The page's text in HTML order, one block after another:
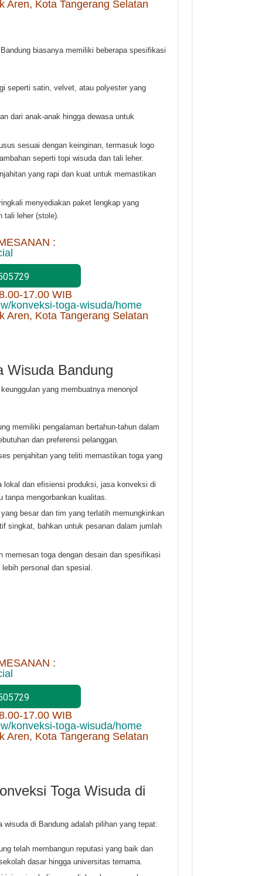
Aren, Kota Tangerang Selatan
biasanya memiliki beberapa spesifikasi
seperti satin, velvet, atau polyester yang
dari anak-anak hingga dewasa untuk
sesuai dengan keinginan, termasuk logo
seperti topi wisuda dan tali leher.
yang rapi dan kuat untuk memastikan
menyediakan paket lengkap yang
tali leher (stole).
:
17.00 WIB
konveksi-toga-wisuda/home
Aren, Kota Tangerang Selatan
Wisuda Bandung
yang membuatnya menonjol
memiliki pengalaman bertahun-tahun dalam
dan preferensi pelanggan.
penjahitan yang teliti memastikan toga yang
lokal dan efisiensi produksi, jasa konveksi di
tanpa mengorbankan kualitas.
besar dan tim yang terlatih memungkinkan
singkat, bahkan untuk pesanan dalam jumlah
memesan toga dengan desain dan spesifikasi
personal dan spesial.
:
17.00 WIB
konveksi-toga-wisuda/home
Aren, Kota Tangerang Selatan
Toga Wisuda di
di Bandung adalah pilihan yang tepat:
telah membangun reputasi yang baik dan
dasar hingga universitas ternama.